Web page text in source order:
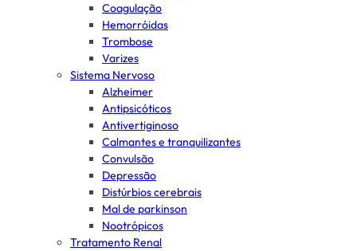
Coagulação
Hemorróidas
Trombose
Varizes
Sistema Nervoso
Alzheimer
Antipsicóticos
Antivertiginoso
Calmantes e tranquilizantes
Convulsão
Depressão
Distúrbios cerebrais
Mal de parkinson
Nootrópicos
Tratamento Renal